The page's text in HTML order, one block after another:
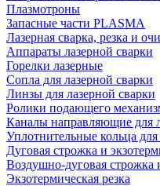
Плазмотроны
Запасные части PLASMA
Лазерная сварка, резка и
Аппараты лазерной сварки
Горелки лазерные
Сопла для лазерной сварки
Линзы для лазерной сварки
Ролики подающего
Каналы направляющие для
Уплотнительные кольца для
Дуговая строжка и
Воздушно-дуговая строжка
Экзотермическая резка